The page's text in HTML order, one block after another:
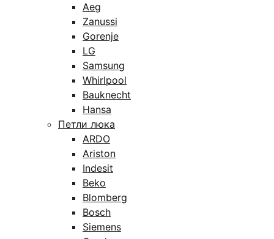
Aeg
Zanussi
Gorenje
LG
Samsung
Whirlpool
Bauknecht
Hansa
Петли люка
ARDO
Ariston
Indesit
Beko
Blomberg
Bosch
Siemens